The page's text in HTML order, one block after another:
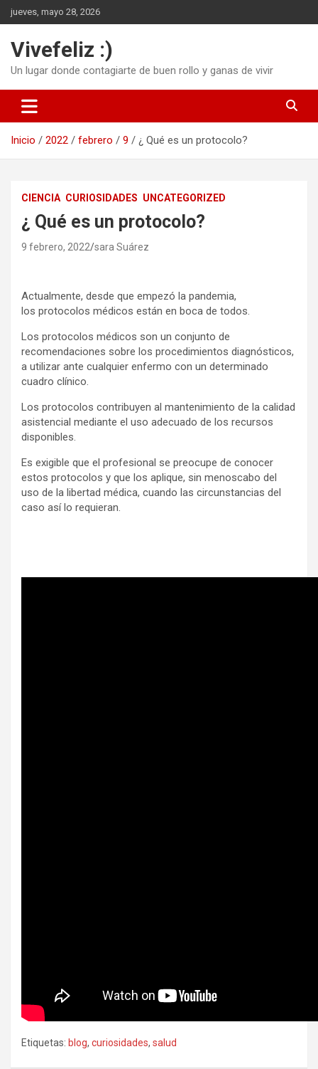
Saltar
al
jueves, mayo 28, 2026
Vivefeliz :)
Un lugar donde contagiarte de buen rollo y ganas de vivir
Inicio 2022 febrero 9 ¿ Qué es un protocolo?
CIENCIA CURIOSIDADES UNCATEGORIZED
¿ Qué es un protocolo?
9 febrero, 2022 sara Suárez
Actualmente, desde que empezó la pandemia,
los protocolos médicos están en boca de todos.
Los protocolos médicos son un conjunto de
recomendaciones sobre los procedimientos diagnósticos,
a utilizar ante cualquier enfermo con un determinado
cuadro clínico.
Los protocolos contribuyen al mantenimiento de la calidad
asistencial mediante el uso adecuado de los recursos
disponibles.
Es exigible que el profesional se preocupe de conocer
estos protocolos y que los aplique, sin menoscabo del
uso de la libertad médica, cuando las circunstancias del
caso así lo requieran.
Etiquetas: blog, curiosidades, salud